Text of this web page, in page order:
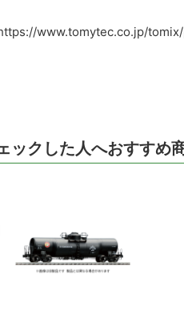
www.tomytec.co.jp/
ックした人へおすすめ